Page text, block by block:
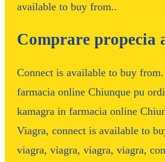
available to buy from..
Comprare propecia
Connect is available to buy
farmacia online Chiunque pu
kamagra in farmacia online
Viagra, connect is available to
viagra, viagra, viagra, viagra,